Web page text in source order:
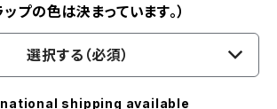
プの色は決まっています。）
選択する（必須）
shipping available